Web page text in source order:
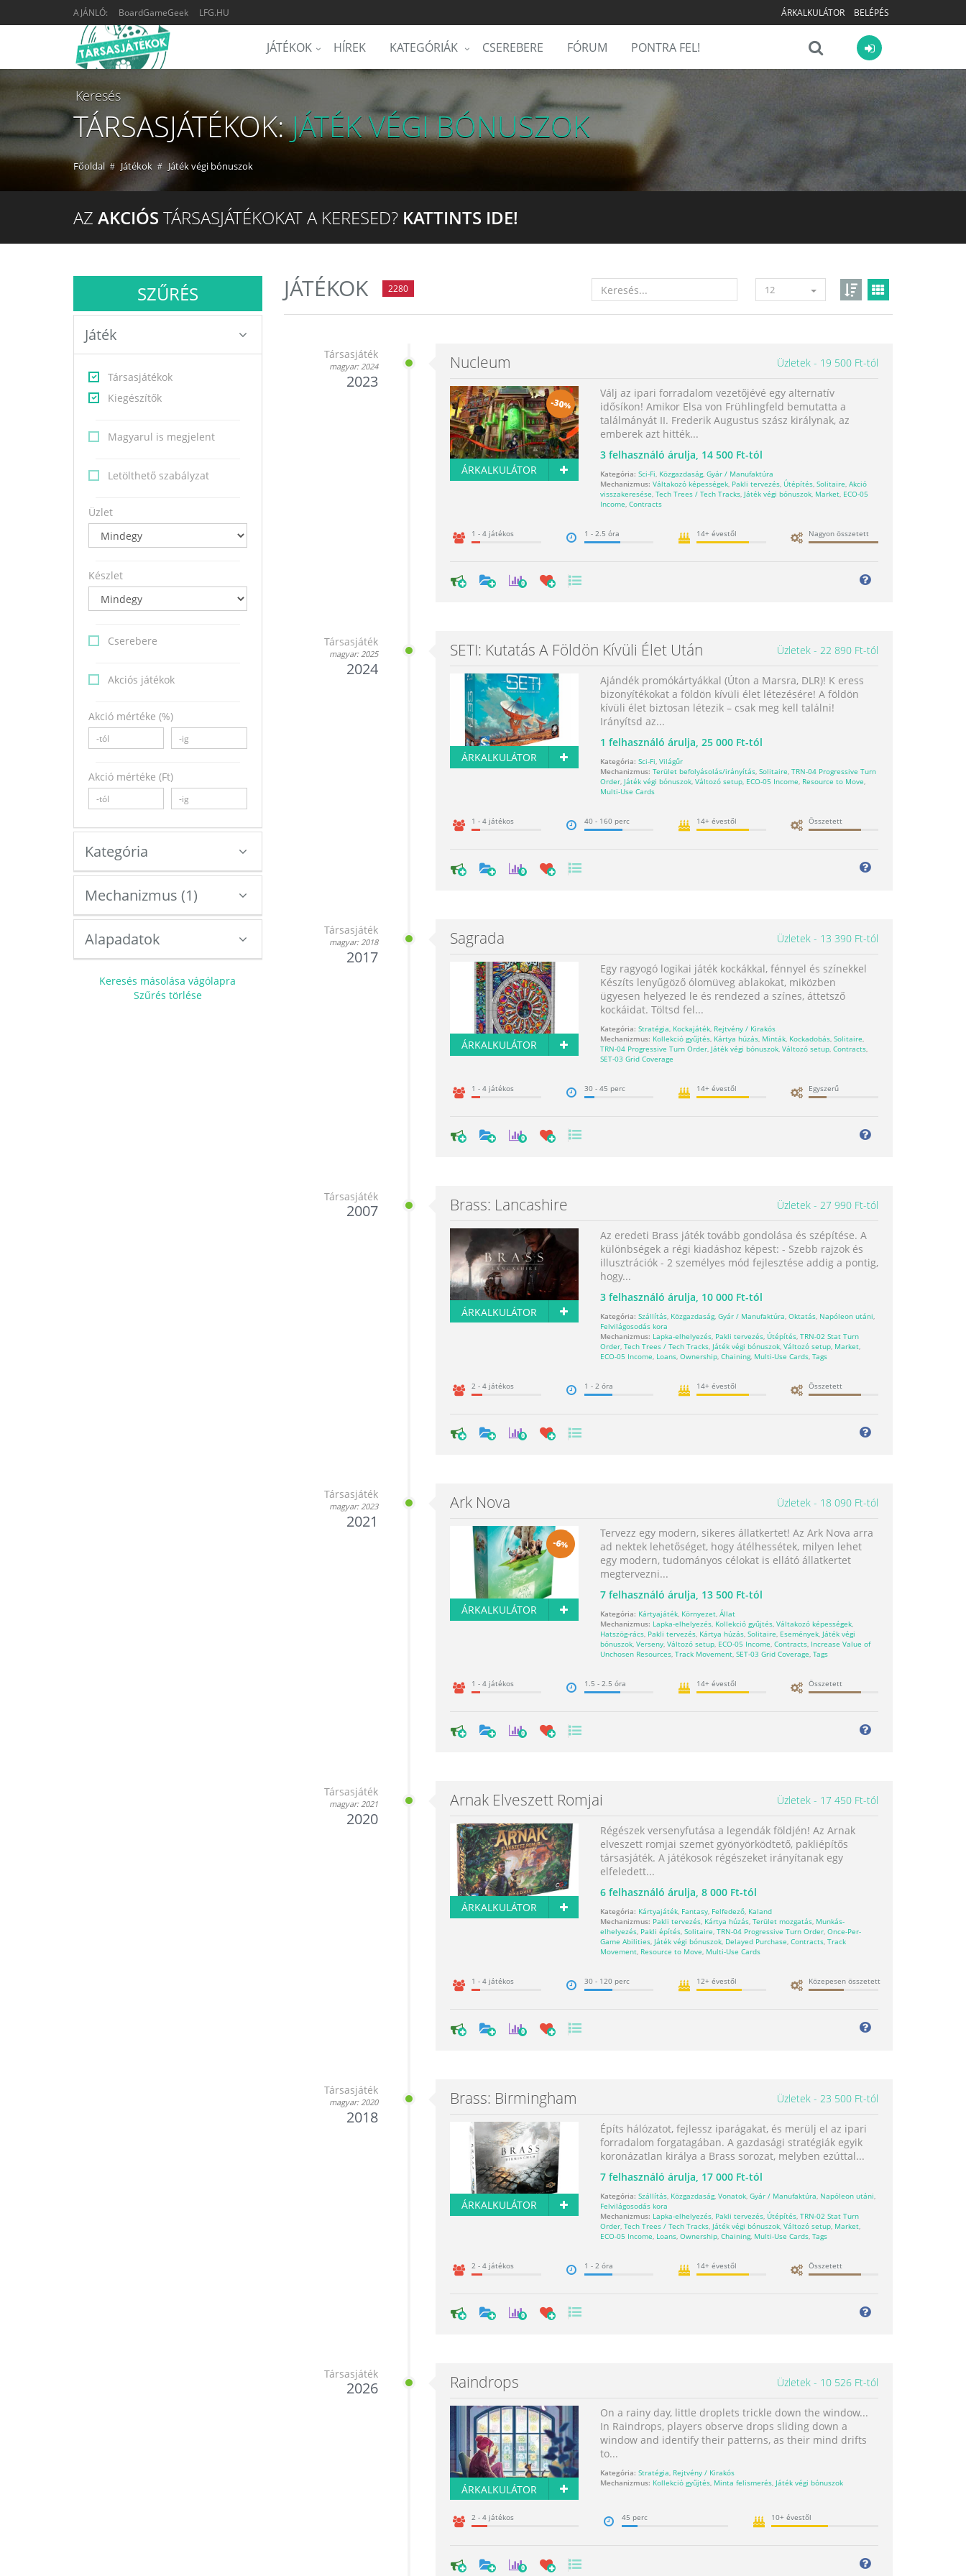
AJÁNLÓ: BoardGameGeek LFG.HU ÁRKALKULÁTOR BELÉPÉS
JÁTÉKOK HÍREK KATEGÓRIÁK CSEREBERE FÓRUM PONTRA FEL!
Keresés
TÁRSASJÁTÉKOK:JÁTÉK VÉGI BÓNUSZOK
Főoldal Játékok Játék végi bónuszok
AZ AKCIÓSTÁRSASJÁTÉKOKAT A KERESED? KATTINTS IDE!
SZŰRÉS
Játék
Társasjátékok
Kiegészítők
Magyarul is megjelent
Letölthető szabályzat
Üzlet
Készlet
Cserebere
Akciós játékok
Akció mértéke (%)
Akció mértéke (Ft)
Kategória
Mechanizmus (1)
Alapadatok
Keresés másolása vágólapra
Szűrés törlése
JÁTÉKOK 2280 12
Társasjáték
magyar: 2024
2023
Nucleum Üzletek 19 500 Ft-tól
-30%
ÁRKALKULÁTOR
Válj az ipari forradalom vezetőjévé egy alternatív
idősíkon! Amikor Elsa von Frühlingfeld bemutatta a
találmányát II. Frederik Augustus szász királynak, az
emberek azt hitték...
3felhasználó árulja, 14 500 Ft-tól
Kategória: Sci-Fi, Közgazdaság, Gyár / Manufaktúra
Mechanizmus: Váltakozó képességek, Pakli tervezés, Útépítés, Solitaire, Akció
visszakeresése, Tech Trees / Tech Tracks, Játék végi bónuszok, Market, ECO-05
Income, Contracts
1 - 4 játékos 1 - 2.5 óra 14+ évestől Nagyon összetett
0
Társasjáték
magyar: 2025
2024
SETI: Kutatás A Földön Kívüli Élet Után Üzletek 22 890 Ft-tól
ÁRKALKULÁTOR
Ajándék promókártyákkal (Úton a Marsra, DLR)! K eress
bizonyítékokat a földön kívüli élet létezésére! A földön
kívüli élet biztosan létezik – csak meg kell találni!
Irányítsd az...
1 felhasználó árulja, 25 000 Ft-tól
Kategória: Sci-Fi, Világűr
Mechanizmus: Terület befolyásolás/irányítás, Solitaire, TRN-04 Progressive Turn
Order, Játék végi bónuszok, Változó setup, ECO-05 Income, Resource to Move,
Multi-Use Cards
1 - 4 játékos 40 - 160 perc 14+ évestől Összetett
0
Társasjáték
magyar: 2018
2017
Sagrada Üzletek 13 390 Ft-tól
ÁRKALKULÁTOR
Egy ragyogó logikai játék kockákkal, fénnyel és színekkel
Készíts lenyűgöző ólomüveg ablakokat, miközben
ügyesen helyezed le és rendezed a színes, áttetsző
kockáidat. Töltsd fel...
Kategória: Stratégia Kockajáték, Rejtvény / Kirakós
Mechanizmus: Kollekció gyűjtés, Kártya húzás, Minták, Kockadobás, Solitaire
TRN-04 Progressive Turn Order, Játék végi bónuszok, Változó setup, Contracts,
SET-03 Grid Coverage
1 - 4 játékos 30 - 45 perc 14+ évestől Egyszerű
0
Társasjáték
2007 Brass: Lancashire Üzletek 27 990 Ft-tól
ÁRKALKULÁTOR
Az eredeti Brass játék tovább gondolása és szépítése. A
különbségek a régi kiadáshoz képest: - Szebb rajzok és
illusztrációk - 2 személyes mód fejlesztése addig a pontig,
hogy...
3felhasználó árulja, 10 000 Ft-tól
Kategória: Szállítás, Közgazdaság, Gyár / Manufaktúra Oktatás, Napóleon utáni
Felvilágosodás kora
Mechanizmus: Lapka-elhelyezés, Pakli tervezés, Útépítés, TRN-02 Stat Turn
Order, Tech Trees / Tech Tracks, Játék végi bónuszok, Változó setup, Market,
ECO-05 Income Loans, Ownership, Chaining, Multi-Use Cards, Tags
2 - 4 játékos 1 - 2 óra 14+ évestől Összetett
0
Társasjáték
magyar: 2023
2021
Ark Nova Üzletek 18 090 Ft-tól
-6%
ÁRKALKULÁTOR
Tervezz egy modern, sikeres állatkertet! Az Ark Nova arra
ad nektek lehetőséget, hogy átélhessétek, milyen lehet
egy modern, tudományos célokat is ellátó állatkertet
megtervezni...
7felhasználó árulja, 13 500 Ft-tól
Kategória: Kártyajáték, Környezet, Állat
Mechanizmus: Lapka-elhelyezés, Kollekció gyűjtés, Váltakozó képességek,
Hatszög-rács, Pakli tervezés, Kártya húzás, Solitaire, Események, Játék végi
bónuszok, Verseny, Változó setup, ECO-05 Income, Contracts, Increase Value of
Unchosen Resources, Track Movement, SET-03 Grid Coverage, Tags
1 - 4 játékos 1.5 - 2.5 óra 14+ évestől Összetett
0
Társasjáték
magyar: 2021
2020
Arnak Elveszett Romjai Üzletek 17 450 Ft-tól
ÁRKALKULÁTOR
Régészek versenyfutása a legendák földjén! Az Arnak
elveszett romjai szemet gyönyörködtető, pakliépítős
társasjáték. A játékosok régészeket irányítanak egy
elfeledett...
6felhasználó árulja, 8 000 Ft-tól
Kategória: Kártyajáték, Fantasy, Felfedező, Kaland
Mechanizmus: Pakli tervezés, Kártya húzás, Terület mozgatás, Munkás-
elhelyezés, Pakli építés, Solitaire, TRN-04 Progressive Turn Order, Once-Per-
Game Abilities, Játék végi bónuszok, Delayed Purchase, Contracts, Track
Movement, Resource to Move, Multi-Use Cards
1 - 4 játékos 30 - 120 perc 12+ évestől Közepesen összetett
0
Társasjáték
magyar: 2020
2018
Brass: Birmingham Üzletek 23 500 Ft-tól
ÁRKALKULÁTOR
Építs hálózatot, fejlessz iparágakat, és merülj el az ipari
forradalom forgatagában. A gazdasági stratégiák egyik
koronázatlan királya a Brass sorozat, melyben ezúttal...
7felhasználó árulja, 17 000 Ft-tól
Kategória: Szállítás, Közgazdaság, Vonatok, Gyár / Manufaktúra Napóleon utáni
Felvilágosodás kora
Mechanizmus: Lapka-elhelyezés, Pakli tervezés, Útépítés, TRN-02 Stat Turn
Order, Tech Trees / Tech Tracks, Játék végi bónuszok, Változó setup, Market,
ECO-05 Income Loans, Ownership, Chaining, Multi-Use Cards, Tags
2 - 4 játékos 1 - 2 óra 14+ évestől Összetett
0
Társasjáték
2026 Raindrops Üzletek 10 526 Ft-tól
ÁRKALKULÁTOR
On a rainy day, little droplets trickle down the window...
In Raindrops, players observe drops sliding down a
window and identify their patterns, as their mind drifts
to...
Kategória: Stratégia Rejtvény / Kirakós
Mechanizmus: Kollekció gyűjtés, Minta felismerés, Játék végi bónuszok
2 - 4 játékos 45 perc 10+ évestől
0